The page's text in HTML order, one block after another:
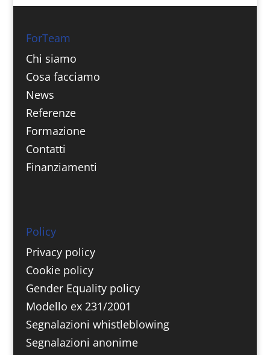
ForTeam
Chi siamo
Cosa facciamo
News
Referenze
Formazione
Contatti
Finanziamenti
Policy
Privacy policy
Cookie policy
Gender Equality policy
Modello ex 231/2001
Segnalazioni whistleblowing
Segnalazioni anonime